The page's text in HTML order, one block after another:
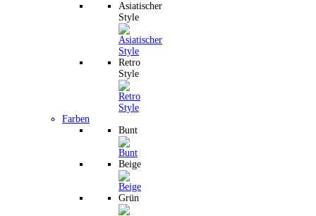
Asiatischer
Style
Retro
Style
Farben
Bunt
Beige
Grün